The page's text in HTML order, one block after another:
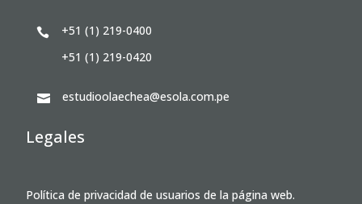

+51 (1) 219-0400
+51 (1) 219-0420
 estudioolaechea@esola.com.pe
Legales
Política de privacidad de usuarios de la página web.